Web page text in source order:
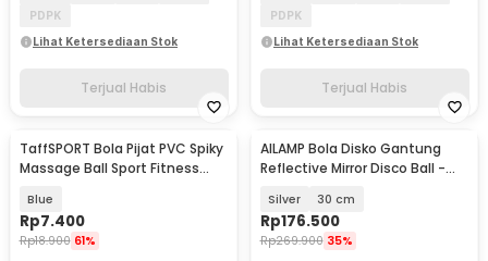
PDPK
Lihat Ketersediaan Stok
Terjual Habis
PDPK
Lihat Ketersediaan Stok
Terjual Habis
TaffSPORT Bola Pijat PVC Spiky
Massage Ball Sport Fitness
Blue
Rp7.400
Rp18.900 61%
AILAMP Bola Disko Gantung
Reflective Mirror Disco Ball -
Silver 30 cm
Rp176.500
Rp269.900 35%